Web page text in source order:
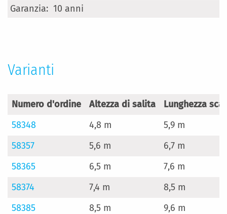
Maggiori
10 anni
Varianti
Numero d'ordine Altezza di salita
Lunghezza
58348
4,8 m
5,9 m
58357
5,6 m
6,7 m
58365
6,5 m
7,6 m
58374
7,4 m
8,5 m
58385
8,5 m
9,6 m